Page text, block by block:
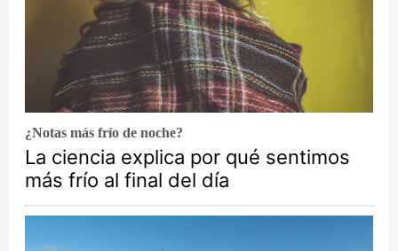
¿Notas más frío de noche?
La ciencia explica por qué sentimos
más frío al final del día